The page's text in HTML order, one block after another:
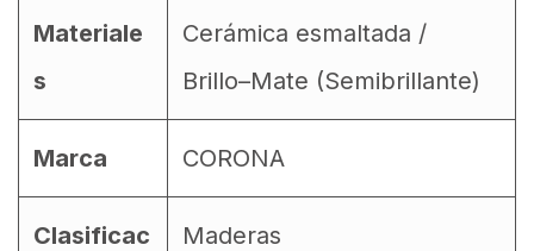
Materiale
s
Cerámica esmaltada /
Brillo–Mate (Semibrillante)
Marca CORONA
Clasificac
Maderas